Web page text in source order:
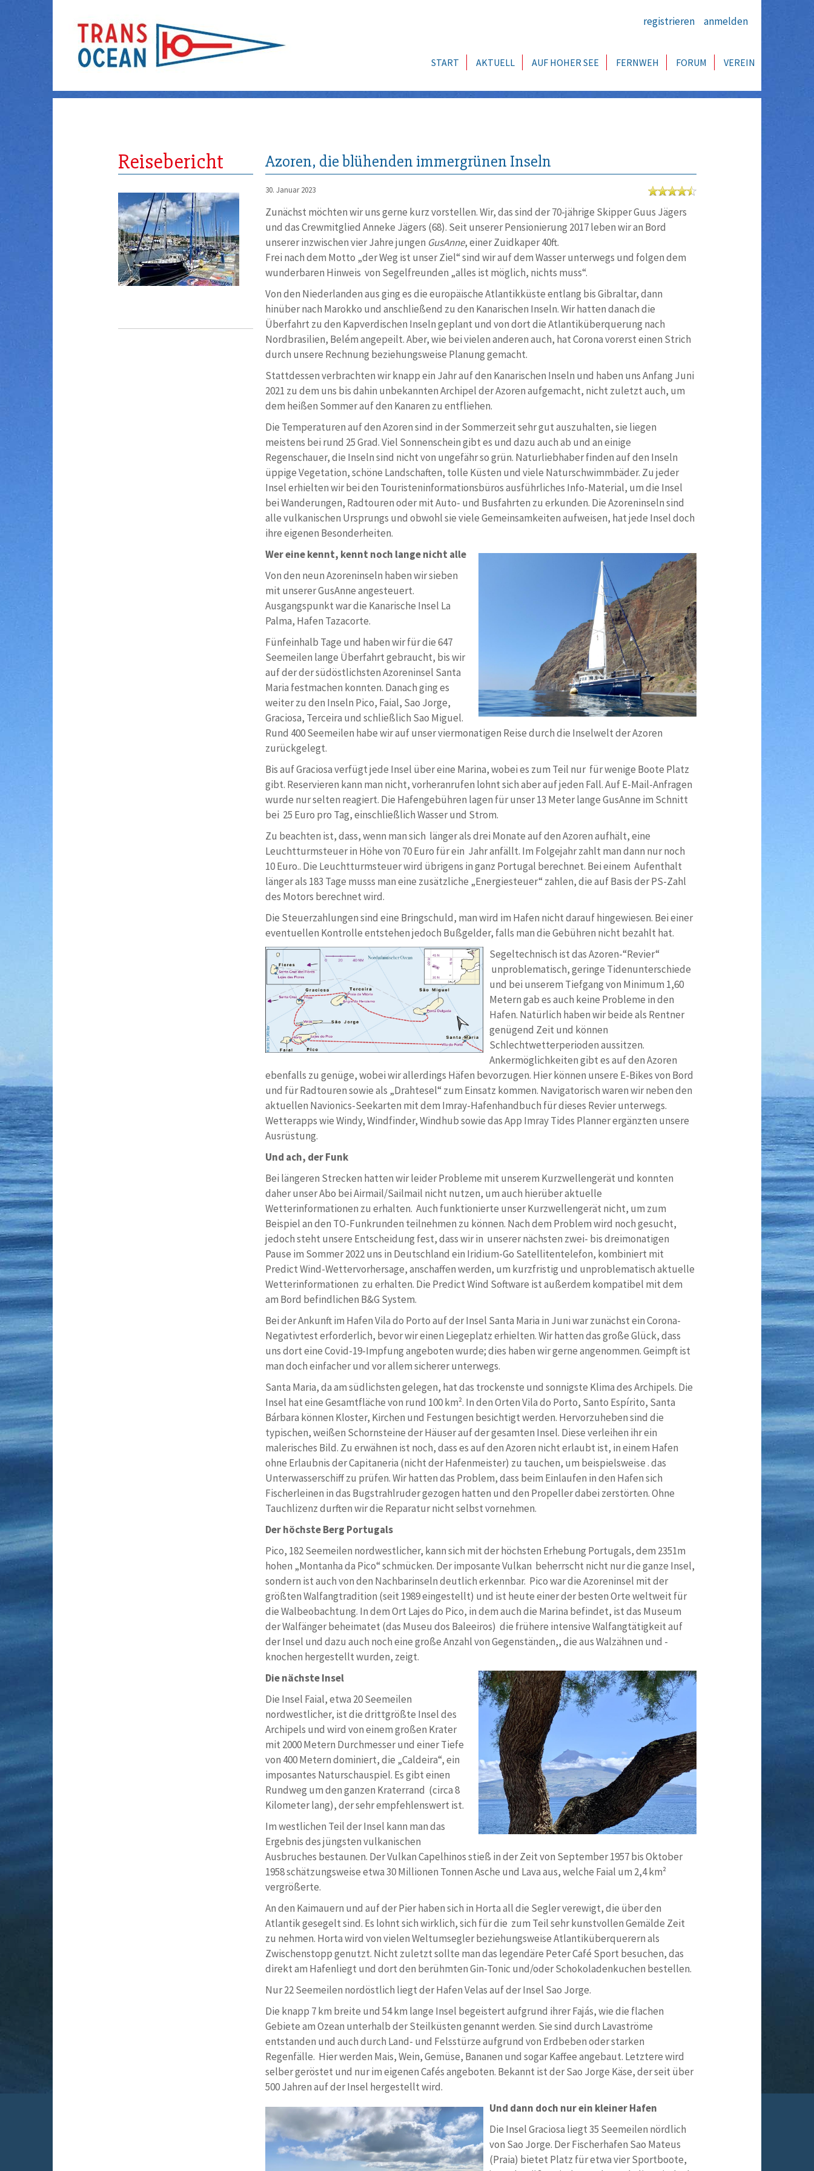
registrieren anmelden
START AKTUELL AUF HOHER SEE FERNWEH FORUM VEREIN
Reisebericht Azoren, die blühenden immergrünen Inseln
30. Januar 2023
Zunächst möchten wir uns gerne kurz vorstellen. Wir, das sind der 70-jährige Skipper Guus Jägers
und das Crewmitglied Anneke Jägers (68). Seit unserer Pensionierung 2017 leben wir an Bord
unserer inzwischen vier Jahre jungen GusAnne, einer Zuidkaper 40ft.
Frei nach dem Motto „der Weg ist unser Ziel“ sind wir auf dem Wasser unterwegs und folgen dem
wunderbaren Hinweis von Segelfreunden „alles ist möglich, nichts muss“.
Von den Niederlanden aus ging es die europäische Atlantikküste entlang bis Gibraltar, dann
hinüber nach Marokko und anschließend zu den Kanarischen Inseln. Wir hatten danach die
Überfahrt zu den Kapverdischen Inseln geplant und von dort die Atlantiküberquerung nach
Nordbrasilien, Belém angepeilt. Aber, wie bei vielen anderen auch, hat Corona vorerst einen Strich
durch unsere Rechnung beziehungsweise Planung gemacht.
Stattdessen verbrachten wir knapp ein Jahr auf den Kanarischen Inseln und haben uns Anfang Juni
2021 zu dem uns bis dahin unbekannten Archipel der Azoren aufgemacht, nicht zuletzt auch, um
dem heißen Sommer auf den Kanaren zu entfliehen.
Die Temperaturen auf den Azoren sind in der Sommerzeit sehr gut auszuhalten, sie liegen
meistens bei rund 25 Grad. Viel Sonnenschein gibt es und dazu auch ab und an einige
Regenschauer, die Inseln sind nicht von ungefähr so grün. Naturliebhaber finden auf den Inseln
üppige Vegetation, schöne Landschaften, tolle Küsten und viele Naturschwimmbäder. Zu jeder
Insel erhielten wir bei den Touristeninformationsbüros ausführliches Info-Material, um die Insel
bei Wanderungen, Radtouren oder mit Auto- und Busfahrten zu erkunden. Die Azoreninseln sind
alle vulkanischen Ursprungs und obwohl sie viele Gemeinsamkeiten aufweisen, hat jede Insel doch
ihre eigenen Besonderheiten.
Wer eine kennt, kennt noch lange nicht alle
Von den neun Azoreninseln haben wir sieben
mit unserer GusAnne angesteuert.
Ausgangspunkt war die Kanarische Insel La
Palma, Hafen Tazacorte.
Fünfeinhalb Tage und haben wir für die 647
Seemeilen lange Überfahrt gebraucht, bis wir
auf der der südöstlichsten Azoreninsel Santa
Maria festmachen konnten. Danach ging es
weiter zu den Inseln Pico, Faial, Sao Jorge,
Graciosa, Terceira und schließlich Sao Miguel.
Rund 400 Seemeilen habe wir auf unser viermonatigen Reise durch die Inselwelt der Azoren
zurückgelegt.
Bis auf Graciosa verfügt jede Insel über eine Marina, wobei es zum Teil nur für wenige Boote Platz
gibt. Reservieren kann man nicht, vorheranrufen lohnt sich aber auf jeden Fall. Auf E-Mail-Anfragen
wurde nur selten reagiert. Die Hafengebühren lagen für unser 13 Meter lange GusAnne im Schnitt
bei 25 Euro pro Tag, einschließlich Wasser und Strom.
Zu beachten ist, dass, wenn man sich länger als drei Monate auf den Azoren aufhält, eine
Leuchtturmsteuer in Höhe von 70 Euro für ein Jahr anfällt. Im Folgejahr zahlt man dann nur noch
10 Euro.. Die Leuchtturmsteuer wird übrigens in ganz Portugal berechnet. Bei einem Aufenthalt
länger als 183 Tage musss man eine zusätzliche „Energiesteuer“ zahlen, die auf Basis der PS-Zahl
des Motors berechnet wird.
Die Steuerzahlungen sind eine Bringschuld, man wird im Hafen nicht darauf hingewiesen. Bei einer
eventuellen Kontrolle entstehen jedoch Bußgelder, falls man die Gebühren nicht bezahlt hat.
Segeltechnisch ist das Azoren-“Revier“
unproblematisch, geringe Tidenunterschiede
und bei unserem Tiefgang von Minimum 1,60
Metern gab es auch keine Probleme in den
Hafen. Natürlich haben wir beide als Rentner
genügend Zeit und können
Schlechtwetterperioden aussitzen.
Ankermöglichkeiten gibt es auf den Azoren
ebenfalls zu genüge, wobei wir allerdings Häfen bevorzugen. Hier können unsere E-Bikes von Bord
und für Radtouren sowie als „Drahtesel“ zum Einsatz kommen. Navigatorisch waren wir neben den
aktuellen Navionics-Seekarten mit dem Imray-Hafenhandbuch für dieses Revier unterwegs.
Wetterapps wie Windy, Windfinder, Windhub sowie das App Imray Tides Planner ergänzten unsere
Ausrüstung.
Und ach, der Funk
Bei längeren Strecken hatten wir leider Probleme mit unserem Kurzwellengerät und konnten
daher unser Abo bei Airmail/Sailmail nicht nutzen, um auch hierüber aktuelle
Wetterinformationen zu erhalten. Auch funktionierte unser Kurzwellengerät nicht, um zum
Beispiel an den TO-Funkrunden teilnehmen zu können. Nach dem Problem wird noch gesucht,
jedoch steht unsere Entscheidung fest, dass wir in unserer nächsten zwei- bis dreimonatigen
Pause im Sommer 2022 uns in Deutschland ein Iridium-Go Satellitentelefon, kombiniert mit
Predict Wind-Wettervorhersage, anschaffen werden, um kurzfristig und unproblematisch aktuelle
Wetterinformationen zu erhalten. Die Predict Wind Software ist außerdem kompatibel mit dem
am Bord befindlichen B&G System.
Bei der Ankunft im Hafen Vila do Porto auf der Insel Santa Maria in Juni war zunächst ein Corona-
Negativtest erforderlich, bevor wir einen Liegeplatz erhielten. Wir hatten das große Glück, dass
uns dort eine Covid-19-Impfung angeboten wurde; dies haben wir gerne angenommen. Geimpft ist
man doch einfacher und vor allem sicherer unterwegs.
Santa Maria, da am südlichsten gelegen, hat das trockenste und sonnigste Klima des Archipels. Die
Insel hat eine Gesamtfläche von rund 100 km². In den Orten Vila do Porto, Santo Espírito, Santa
Bárbara können Kloster, Kirchen und Festungen besichtigt werden. Hervorzuheben sind die
typischen, weißen Schornsteine der Häuser auf der gesamten Insel. Diese verleihen ihr ein
malerisches Bild. Zu erwähnen ist noch, dass es auf den Azoren nicht erlaubt ist, in einem Hafen
ohne Erlaubnis der Capitaneria (nicht der Hafenmeister) zu tauchen, um beispielsweise . das
Unterwasserschiff zu prüfen. Wir hatten das Problem, dass beim Einlaufen in den Hafen sich
Fischerleinen in das Bugstrahlruder gezogen hatten und den Propeller dabei zerstörten. Ohne
Tauchlizenz durften wir die Reparatur nicht selbst vornehmen.
Der höchste Berg Portugals
Pico, 182 Seemeilen nordwestlicher, kann sich mit der höchsten Erhebung Portugals, dem 2351m
hohen „Montanha da Pico“ schmücken. Der imposante Vulkan beherrscht nicht nur die ganze Insel,
sondern ist auch von den Nachbarinseln deutlich erkennbar. Pico war die Azoreninsel mit der
größten Walfangtradition (seit 1989 eingestellt) und ist heute einer der besten Orte weltweit für
die Walbeobachtung. In dem Ort Lajes do Pico, in dem auch die Marina befindet, ist das Museum
der Walfänger beheimatet (das Museu dos Baleeiros) die frühere intensive Walfangtätigkeit auf
der Insel und dazu auch noch eine große Anzahl von Gegenständen,, die aus Walzähnen und -
knochen hergestellt wurden, zeigt.
Die nächste Insel
Die Insel Faial, etwa 20 Seemeilen
nordwestlicher, ist die drittgrößte Insel des
Archipels und wird von einem großen Krater
mit 2000 Metern Durchmesser und einer Tiefe
von 400 Metern dominiert, die „Caldeira“, ein
imposantes Naturschauspiel. Es gibt einen
Rundweg um den ganzen Kraterrand (circa 8
Kilometer lang), der sehr empfehlenswert ist.
Im westlichen Teil der Insel kann man das
Ergebnis des jüngsten vulkanischen
Ausbruches bestaunen. Der Vulkan Capelhinos stieß in der Zeit von September 1957 bis Oktober
1958 schätzungsweise etwa 30 Millionen Tonnen Asche und Lava aus, welche Faial um 2,4 km²
vergrößerte.
An den Kaimauern und auf der Pier haben sich in Horta all die Segler verewigt, die über den
Atlantik gesegelt sind. Es lohnt sich wirklich, sich für die zum Teil sehr kunstvollen Gemälde Zeit
zu nehmen. Horta wird von vielen Weltumsegler beziehungsweise Atlantiküberquerern als
Zwischenstopp genutzt. Nicht zuletzt sollte man das legendäre Peter Café Sport besuchen, das
direkt am Hafenliegt und dort den berühmten Gin-Tonic und/oder Schokoladenkuchen bestellen.
Nur 22 Seemeilen nordöstlich liegt der Hafen Velas auf der Insel Sao Jorge.
Die knapp 7 km breite und 54 km lange Insel begeistert aufgrund ihrer Fajás, wie die flachen
Gebiete am Ozean unterhalb der Steilküsten genannt werden. Sie sind durch Lavaströme
entstanden und auch durch Land- und Felsstürze aufgrund von Erdbeben oder starken
Regenfälle. Hier werden Mais, Wein, Gemüse, Bananen und sogar Kaffee angebaut. Letztere wird
selber geröstet und nur im eigenen Cafés angeboten. Bekannt ist der Sao Jorge Käse, der seit über
500 Jahren auf der Insel hergestellt wird.
Und dann doch nur ein kleiner Hafen
Die Insel Graciosa liegt 35 Seemeilen nördlich
von Sao Jorge. Der Fischerhafen Sao Mateus
(Praia) bietet Platz für etwa vier Sportboote,